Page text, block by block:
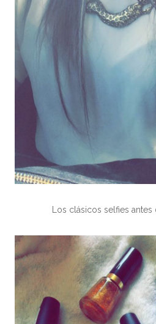
Los clásicos selfies antes